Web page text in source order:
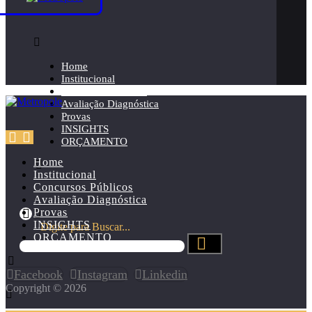
Home
Institucional
Avaliação Diagnóstica
Provas
INSIGHTS
ORÇAMENTO
Digite para Buscar...
Home
Institucional
Concursos Públicos
Avaliação Diagnóstica
Provas
INSIGHTS
ORÇAMENTO
Facebook Instagram Linkedin
Copyright © 2026